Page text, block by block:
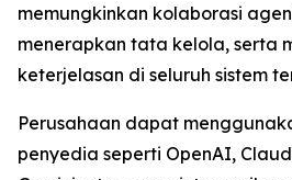
memungkinkan kolaborasi
menerapkan tata kelola, serta
keterjelasan di seluruh sistem
Perusahaan dapat
penyedia seperti OpenAI,